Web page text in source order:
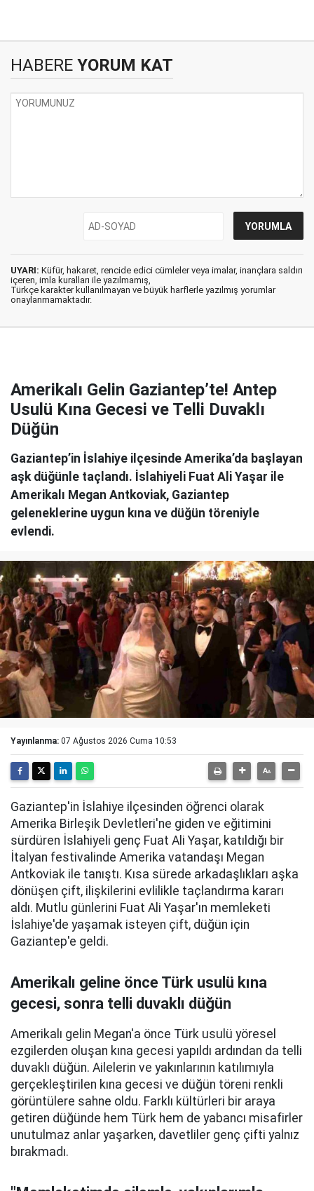
HABERE YORUM KAT
UYARI: Küfür, hakaret, rencide edici cümleler veya imalar, inançlara saldırı
içeren, imla kuralları ile yazılmamış,
Türkçe karakter kullanılmayan ve büyük harflerle yazılmış yorumlar
onaylanmamaktadır.
Amerikalı Gelin Gaziantep’te! Antep
Usulü Kına Gecesi ve Telli Duvaklı
Düğün
Gaziantep’in İslahiye ilçesinde Amerika’da başlayan
aşk düğünle taçlandı. İslahiyeli Fuat Ali Yaşar ile
Amerikalı Megan Antkoviak, Gaziantep
geleneklerine uygun kına ve düğün töreniyle
evlendi.
Yayınlanma: 07 Ağustos 2026 Cuma 10:53
Gaziantep'in İslahiye ilçesinden öğrenci olarak
Amerika Birleşik Devletleri'ne giden ve eğitimini
sürdüren İslahiyeli genç Fuat Ali Yaşar, katıldığı bir
İtalyan festivalinde Amerika vatandaşı Megan
Antkoviak ile tanıştı. Kısa sürede arkadaşlıkları aşka
dönüşen çift, ilişkilerini evlilikle taçlandırma kararı
aldı. Mutlu günlerini Fuat Ali Yaşar'ın memleketi
İslahiye'de yaşamak isteyen çift, düğün için
Gaziantep'e geldi.
Amerikalı geline önce Türk usulü kına
gecesi, sonra telli duvaklı düğün
Amerikalı gelin Megan'a önce Türk usulü yöresel
ezgilerden oluşan kına gecesi yapıldı ardından da telli
duvaklı düğün. Ailelerin ve yakınlarının katılımıyla
gerçekleştirilen kına gecesi ve düğün töreni renkli
görüntülere sahne oldu. Farklı kültürleri bir araya
getiren düğünde hem Türk hem de yabancı misafirler
unutulmaz anlar yaşarken, davetliler genç çifti yalnız
bırakmadı.